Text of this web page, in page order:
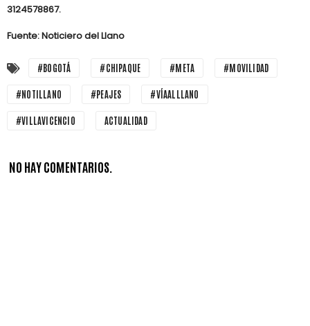
3124578867.
Fuente: Noticiero del Llano
#BOGOTÁ #CHIPAQUE #META #MOVILIDAD
#NOTILLANO #PEAJES #VÍAALLLANO
#VILLAVICENCIO ACTUALIDAD
NO HAY COMENTARIOS.